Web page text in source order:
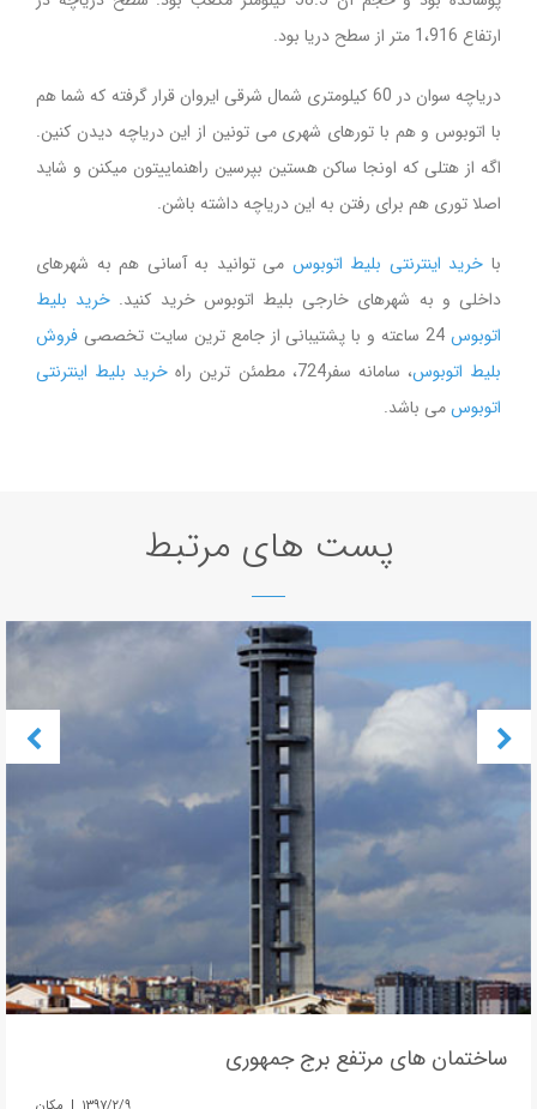
ارتفاع 1،916 متر از سطح دریا بود.
دریاچه سوان در 60 کیلومتری شمال شرقی ایروان قرار گرفته که شما هم
با اتوبوس و هم با تورهای شهری می تونین از این دریاچه دیدن کنین.
اگه از هتلی که اونجا ساکن هستین بپرسین راهنماییتون میکنن و شاید
اصلا توری هم برای رفتن به این دریاچه داشته باشن.
با خرید اینترنتی بلیط اتوبوس می توانید به آسانی هم به شهرهای
داخلی و به شهرهای خارجی بلیط اتوبوس خرید کنید. خرید بلیط
اتوبوس24 ساعته و با پشتیبانی از جامع ترین سایت تخصصی
فروش
بلیط اتوبوس، سامانه سفر724، مطمئن ترین راه
خرید بلیط اینترنتی
اتوبوسمی باشد.
پست های مرتبط
ساختمان های مرتفع برج جمهوری